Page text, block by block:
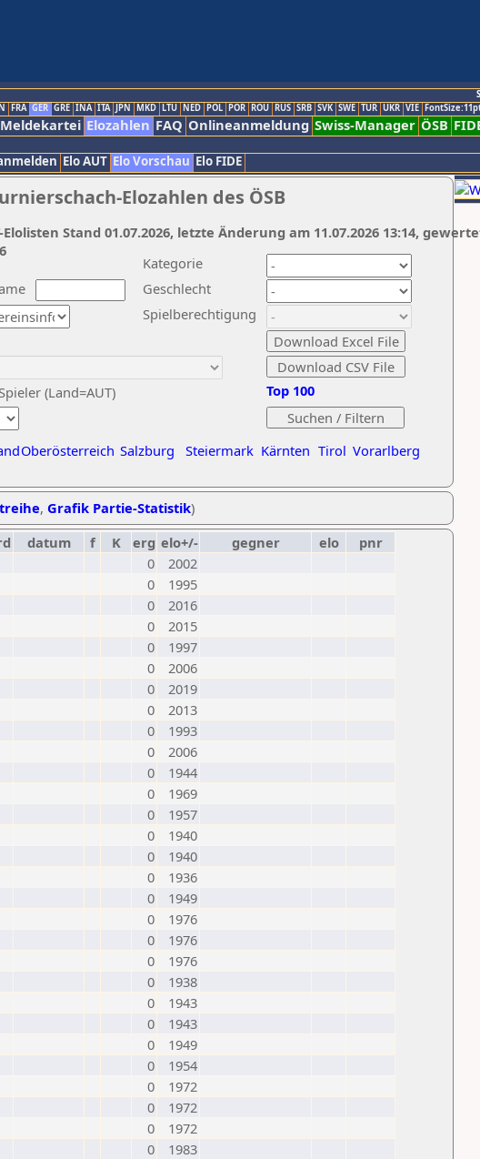
FRA GER GRE INA ITA JPN MKD LTU NED POL POR ROU RUS SRB SVK SWE TUR UKR VIE
Meldekartei Elozahlen FAQ Onlineanmeldung Swiss-Manager ÖSB
Elo AUT Elo Vorschau Elo FIDE
Elozahlen des ÖSB
Kategorie
Geschlecht
(Land=AUT)
Spielberechtigung
Oberösterreich Salzburg Steiermark Kärnten Tirol Vorarlberg
Top 100
Elolisten Stand 01.07.2026, letzte Änderung am 11.07.2026 13:14,
, Grafik Partie-Statistik)
datum f K erg elo+/- gegner elo
pnr
0
2002
0
1995
0
2016
0
2015
0
1997
0
2006
0
2019
0
2013
0
1993
0
2006
0
1944
0
1969
0
1957
0
1940
0
1940
0
1936
0
1949
0
1976
0
1976
0
1976
0
1938
0
1943
0
1943
0
1949
0
1954
0
1972
0
1972
0
1972
0
1983